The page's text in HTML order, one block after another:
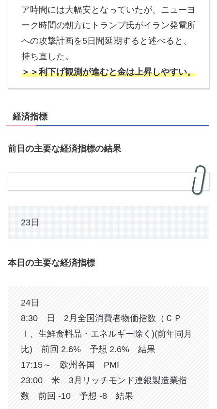
ア時間には大幅安となっていたが、ニューヨ
ーク時間の朝方にトランプ氏がイラン発電所
への攻撃計画を5日間延期すると述べると、
持ち直した。
＞＞利下げ観測が進むと金は上昇しやすい。
経済指標
前日の主要な経済指標の結果
23日
本日の主要な経済指標
24日
8:30 日 2月全国消費者物価指数（ＣＰ
Ｉ、生鮮食料品・エネルギー除く)(前年同月
比) 前回 2.6% 予想 2.6% 結果
17:15～ 欧州各国 PMI
23:00 米 3月リッチモンド連銀製造業指
数 前回 -10 予想 -8 結果